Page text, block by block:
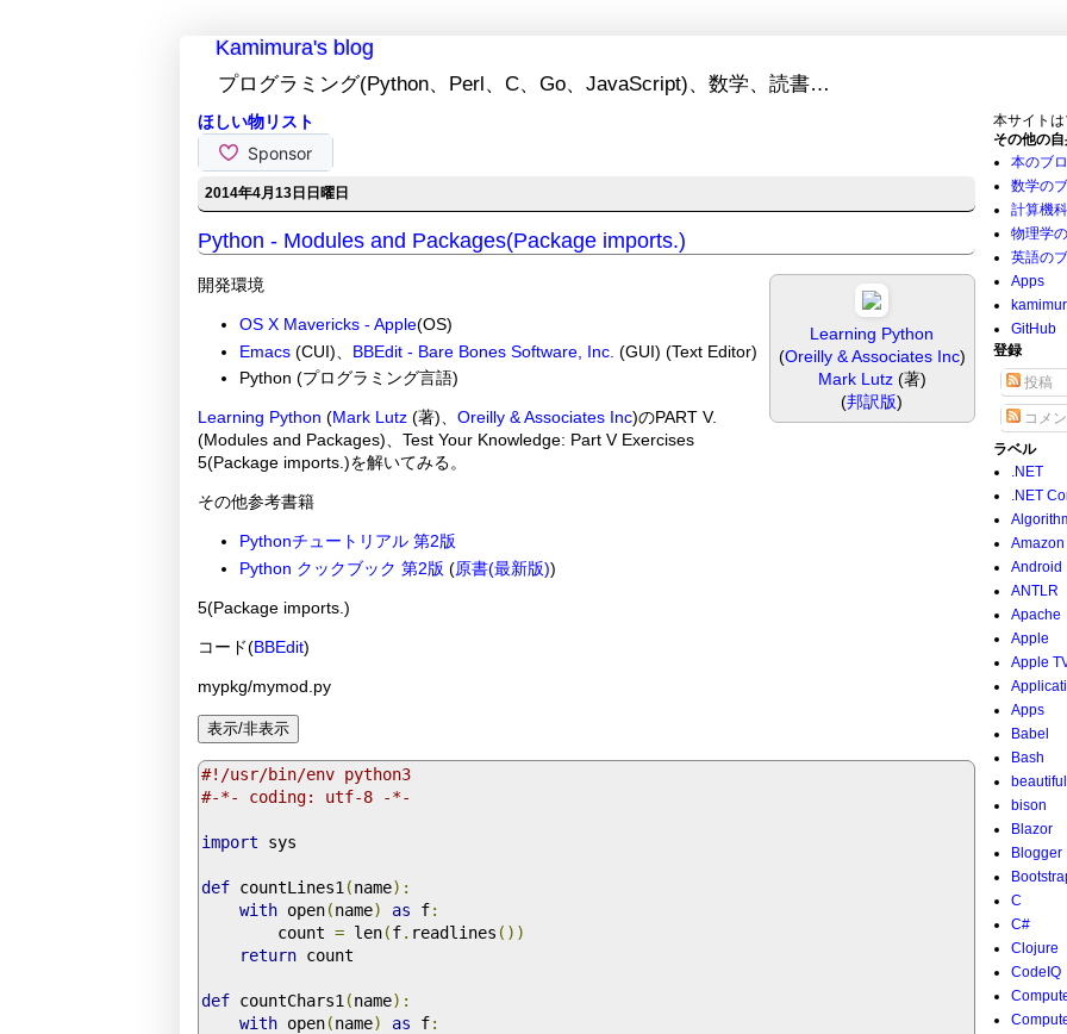
Kamimura's blog
プログラミング(Python、Perl、C、Go、JavaScript)、数学、読書…
ほしい物リスト
2014年4月13日日曜日
Python - Modules and Packages(Package imports.)
Learning Python
(Oreilly & Associates Inc)
Mark Lutz(著)
(邦訳版)
開発環境
OS X Mavericks - Apple(OS)
Emacs(CUI)、 BBEdit - Bare Bones Software, Inc. (GUI) (Text Editor)
Python (プログラミング言語)
Learning Python (Mark Lutz(著)、 Oreilly & Associates Inc)のPART V.
(Modules and Packages)、Test Your Knowledge: Part V Exercises
5(Package imports.)を解いてみる。
その他参考書籍
Pythonチュートリアル 第2版
Python クックブック 第2版 (原書(最新版))
5(Package imports.)
コード(BBEdit)
mypkg/mymod.py
#!/usr/bin/env python3
#-*- coding: utf-8 -*-
import sys
def countLines1 (name):
with open(name) as f:
        count
= len(f. readlines ())
return count
def countChars1 (name):
with open(name) as f:
本サイトは
その他の
本のブ
数学の
計算機
物理学
英語の
Apps
GitHub
登録
投稿
コメン
ラベル
.NET
.NET
Amazon
Android
ANTLR
Apache
Apple
Apple
Apps
Babel
Bash
bison
Blazor
Blogger
C
C#
Clojure
CodeIQ